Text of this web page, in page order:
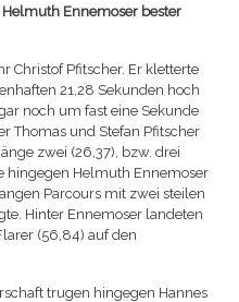
Ennemoser bester
Christof Pfitscher. Er kletterte
21,28 Sekunden hoch
noch um fast eine Sekunde
Thomas und Stefan Pfitscher
zwei (26,37), bzw. drei
hingegen Helmuth Ennemoser
Parcours mit zwei steilen
Hinter Ennemoser landeten
(56,84) auf den
trugen hingegen Hannes